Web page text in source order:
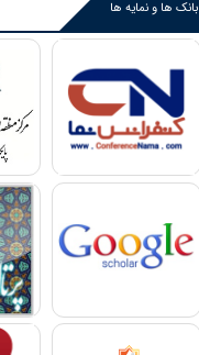
بانک ها و نمایه ها